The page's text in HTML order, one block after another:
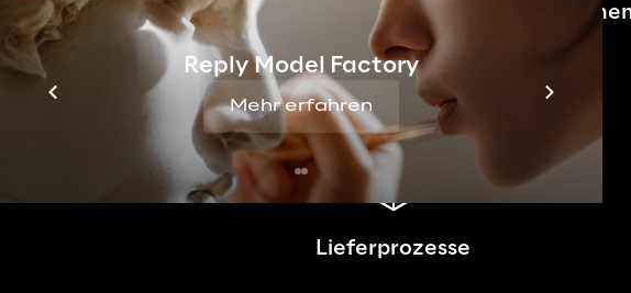
Reply Model Factory
Mehr erfahren
Patrouillen, Teleoperationen und
Lieferprozesse